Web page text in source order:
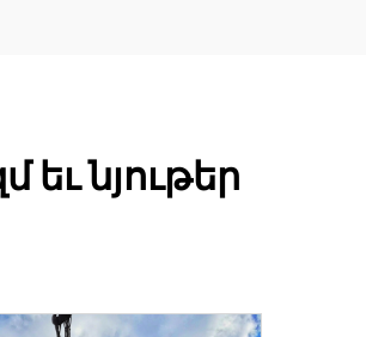
նյութեր